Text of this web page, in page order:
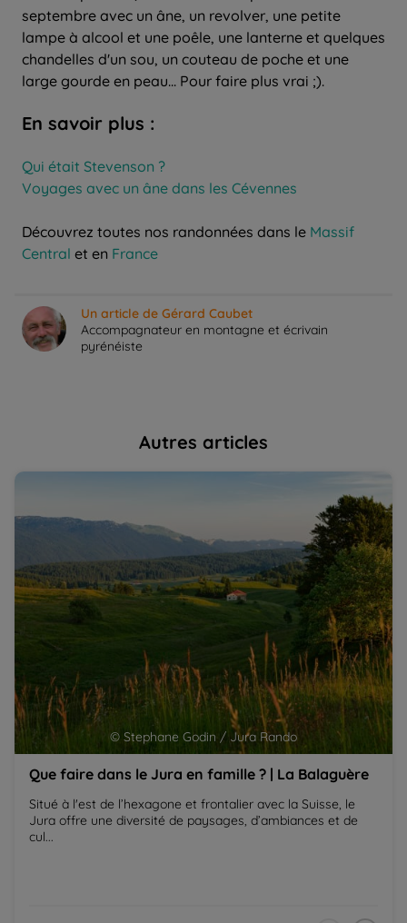
septembre avec un âne, un revolver, une petite
lampe à alcool et une poêle, une lanterne et quelques
chandelles d'un sou, un couteau de poche et une
large gourde en peau... Pour faire plus vrai ;).
En savoir plus :
Qui était Stevenson ?
Voyages avec un âne dans les Cévennes
Découvrez toutes nos randonnées dans le Massif
Central et en France
Un article de Gérard Caubet
Accompagnateur en montagne et écrivain
pyrénéiste
Autres articles
Que faire dans le Jura en famille ? | La Balaguère
© Stephane Godin / Jura Rando
Que faire dans le Jura en famille ? | La Balaguère
Situé à l'est de l’hexagone et frontalier avec la Suisse, le
Jura offre une diversité de paysages, d’ambiances et de
cul...